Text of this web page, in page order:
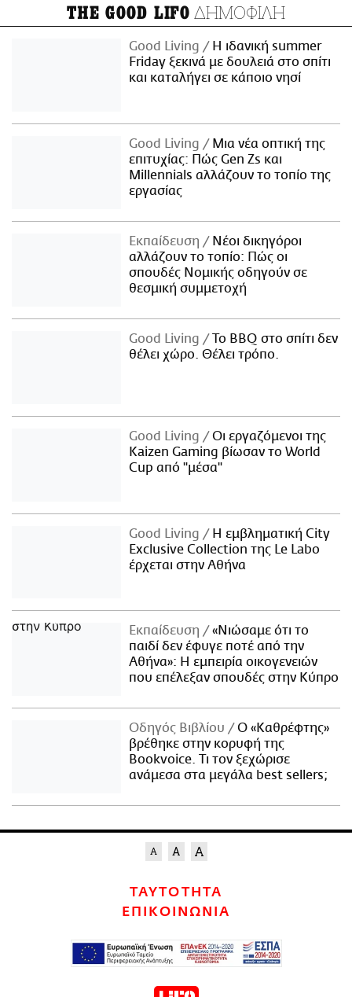
THE GOOD LIFO ΔΗΜΟΦΙΛΗ
Good Living
Η ιδανική summer
Friday ξεκινά με δουλειά στο σπίτι
και καταλήγει σε κάποιο νησί
Good Living
Μια νέα οπτική της
επιτυχίας: Πώς Gen Zs και
Millennials αλλάζουν το τοπίο της
εργασίας
Εκπαίδευση
Νέοι δικηγόροι
αλλάζουν το τοπίο: Πώς οι
σπουδές Νομικής οδηγούν σε
θεσμική συμμετοχή
Good Living
Το BBQ στο σπίτι δεν
θέλει χώρο. Θέλει τρόπο.
Good Living
Οι εργαζόμενοι της
Kaizen Gaming βίωσαν το World
Cup από "μέσα"
Good Living
Η εμβληματική City
Exclusive Collection της Le Labo
έρχεται στην Αθήνα
Εκπαίδευση
«Νιώσαμε ότι το
παιδί δεν έφυγε ποτέ από την
Αθήνα»: Η εμπειρία οικογενειών
που επέλεξαν σπουδές στην Κύπρο
Οδηγός Βιβλίου
Ο «Καθρέφτης»
βρέθηκε στην κορυφή της
Bookvoice. Τι τον ξεχώρισε
ανάμεσα στα μεγάλα best sellers;
ΤΑΥΤΟΤΗΤΑ
ΕΠΙΚΟΙΝΩΝΙΑ